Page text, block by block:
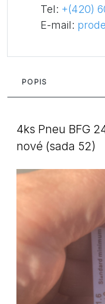
Tel: +(420)
E-mail:
POPIS
4ks Pneu BFG
nové (sada 52)